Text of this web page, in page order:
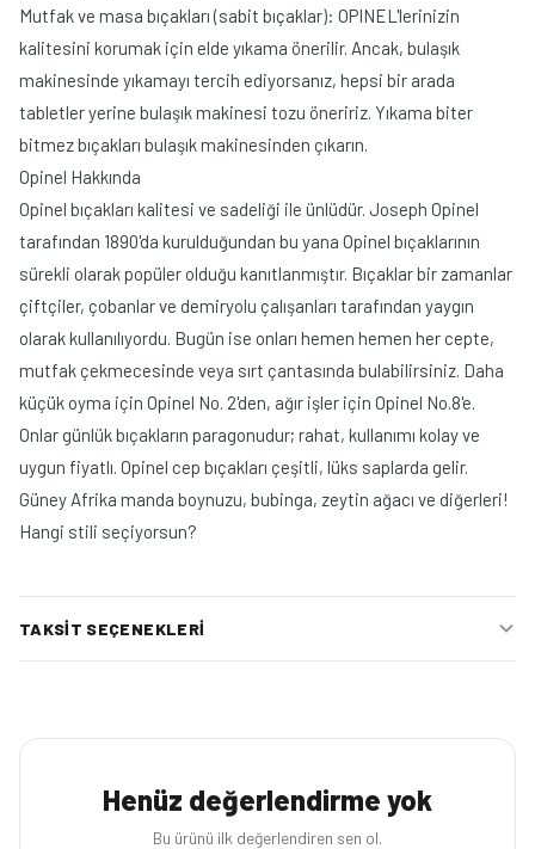
Mutfak ve masa bıçakları (sabit bıçaklar): OPINEL'lerinizin
kalitesini korumak için elde yıkama önerilir. Ancak, bulaşık
makinesinde yıkamayı tercih ediyorsanız, hepsi bir arada
tabletler yerine bulaşık makinesi tozu öneririz. Yıkama biter
bitmez bıçakları bulaşık makinesinden çıkarın.
Opinel Hakkında
Opinel bıçakları kalitesi ve sadeliği ile ünlüdür. Joseph Opinel
tarafından 1890'da kurulduğundan bu yana Opinel bıçaklarının
sürekli olarak popüler olduğu kanıtlanmıştır. Bıçaklar bir zamanlar
çiftçiler, çobanlar ve demiryolu çalışanları tarafından yaygın
olarak kullanılıyordu. Bugün ise onları hemen hemen her cepte,
mutfak çekmecesinde veya sırt çantasında bulabilirsiniz. Daha
küçük oyma için Opinel No. 2'den, ağır işler için Opinel No.8'e.
Onlar günlük bıçakların paragonudur; rahat, kullanımı kolay ve
uygun fiyatlı. Opinel cep bıçakları çeşitli, lüks saplarda gelir.
Güney Afrika manda boynuzu, bubinga, zeytin ağacı ve diğerleri!
Hangi stili seçiyorsun?
TAKSIT SEÇENEKLERI
Henüz değerlendirme yok
Bu ürünü ilk değerlendiren sen ol.